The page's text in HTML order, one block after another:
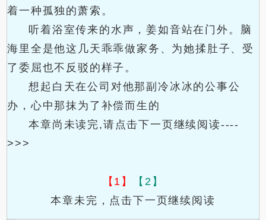
着一种孤独的萧索。
听着浴室传来的水声，姜如音站在门外。脑
海里全是他这几天乖乖做家务、为她揉肚子、受
了委屈也不反驳的样子。
想起白天在公司对他那副冷冰冰的公事公
办，心中那抹为了补偿而生的
本章尚未读完,请点击下一页继续阅读----
>>>
【1】
【2】
本章未完，点击下一页继续阅读